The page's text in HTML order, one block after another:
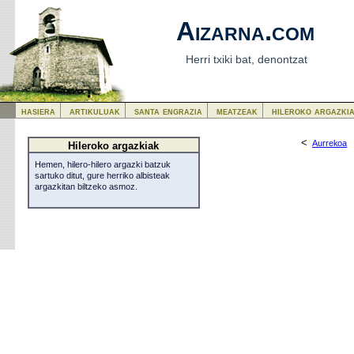
Aizarna.com
Herri txiki bat, denontzat
<Aurrekoa
Hileroko argazkiak
Hemen, hilero-hilero argazki batzuk
sartuko ditut, gure herriko albisteak
argazkitan biltzeko asmoz.
hasiera artikuluak santa engrazia meatzeak hileroko